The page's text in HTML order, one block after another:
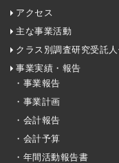
アクセス
主な事業活動
クラス別調査研究受託
事業実績・報告
・事業報告
・事業計画
・会計報告
・会計予算
・年間活動報告書